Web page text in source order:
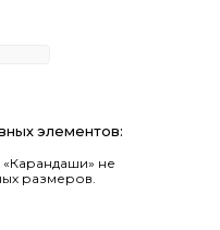
элементов:
не
размеров.